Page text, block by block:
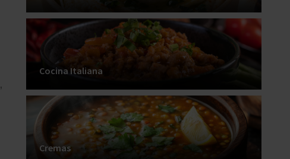
,
Cocina Italiana
Cremas